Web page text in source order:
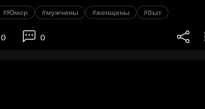
#Юмор #мужчины #женщины #быт
0 0